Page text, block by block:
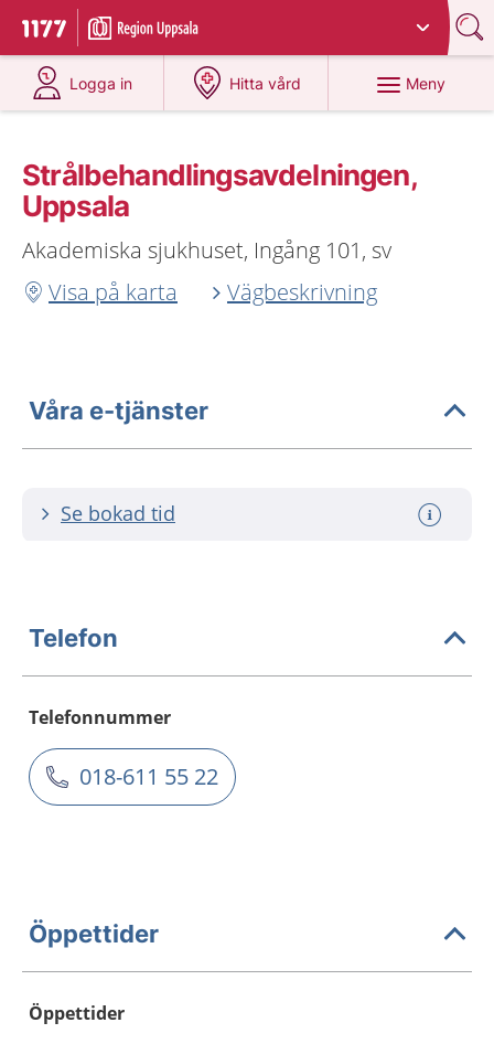
Till startsidan för 1177
Du har valt region
Logga in
på 1177.se
Hitta vård
på 1177.se
Meny
Strålbehandlingsavdelningen,
Uppsala
Akademiska sjukhuset, Ingång 101, sv
Visa på karta
Vägbeskrivning
Våra e-tjänster
Se bokad tid
Telefon
Telefonnummer
018-611 55 22
Öppettider
Öppettider